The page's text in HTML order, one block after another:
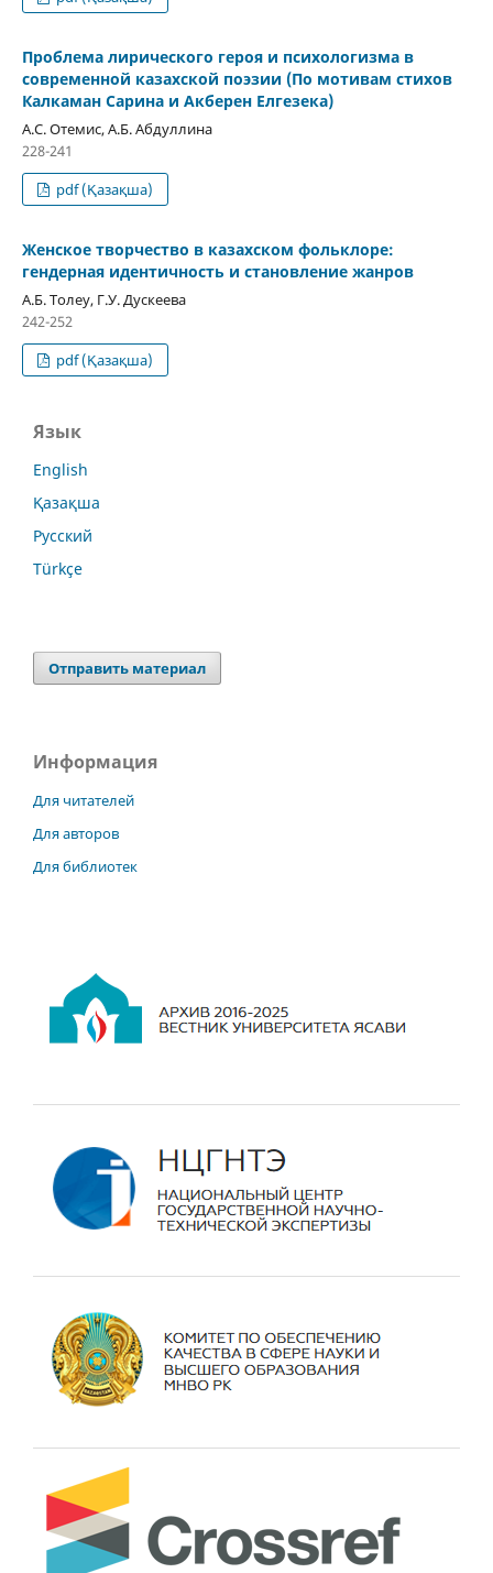
Проблема лирического героя и психологизма в
современной казахской поэзии (По мотивам стихов
Калкаман Сарина и Акберен Елгезека)
А.С. Отемис, А.Б. Абдуллина
228-241
pdf (Қазақша)
Женское творчество в казахском фольклоре:
гендерная идентичность и становление жанров
А.Б. Толеу, Г.У. Дускеева
242-252
pdf (Қазақша)
Язык
English
Қазақша
Русский
Türkçe
Отправить материал
Информация
Для читателей
Для авторов
Для библиотек